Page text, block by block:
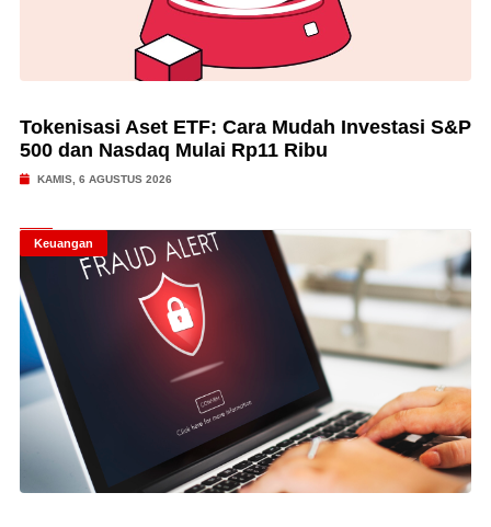
Tokenisasi Aset ETF: Cara Mudah Investasi S&P
500 dan Nasdaq Mulai Rp11 Ribu
KAMIS, 6 AGUSTUS 2026
Keuangan